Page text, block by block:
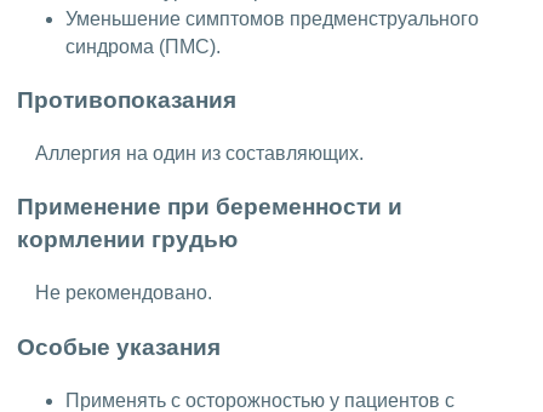
Уменьшение симптомов предменструального
синдрома (ПМС).
Противопоказания
Аллергия на один из составляющих.
Применение при беременности и
кормлении грудью
Не рекомендовано.
Особые указания
Применять с осторожностью у пациентов с